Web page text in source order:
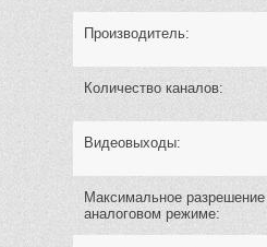
Производитель:
Количество каналов:
Видеовыходы:
Максимальное
аналоговом режиме: